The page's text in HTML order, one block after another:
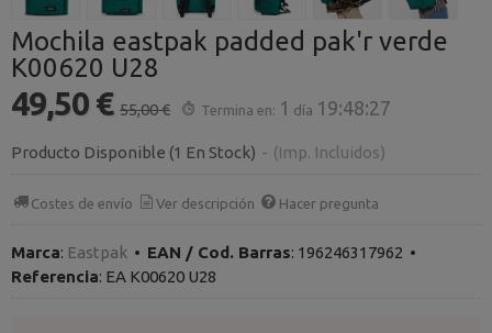
Mochila eastpak padded pak'r verde
K00620 U28
49,50 € 55,00 € Termina en: 1 día 19:48:26
Producto Disponible (1 En Stock) - (Imp. Incluidos)
Costes de envío Ver descripción Hacer pregunta
Marca: Eastpak • EAN / Cod. Barras: 196246317962 •
Referencia: EA K00620 U28